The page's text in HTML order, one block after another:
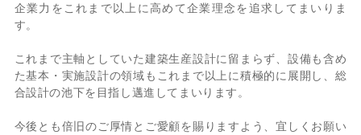
企業力をこれまで以上に高めて企業理念を追求してまいりま
す。
これまで主軸としていた建築生産設計に留まらず、設備も含め
た基本・実施設計の領域もこれまで以上に積極的に展開し、総
合設計の池下を目指し邁進してまいります。
今後とも倍旧のご厚情とご愛顧を賜りますよう、宜しくお願い